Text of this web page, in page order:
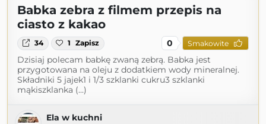
Babka zebra z filmem przepis na
ciasto z kakao
34 1 Zapisz 0 Smakowite
Dzisiaj polecam babkę zwaną zebrą. Babka jest
przygotowana na oleju z dodatkiem wody mineralnej.
Składniki 5 jajek1 i 1/3 szklanki cukru3 szklanki
mąkiszklanka (...)
Ela w kuchni